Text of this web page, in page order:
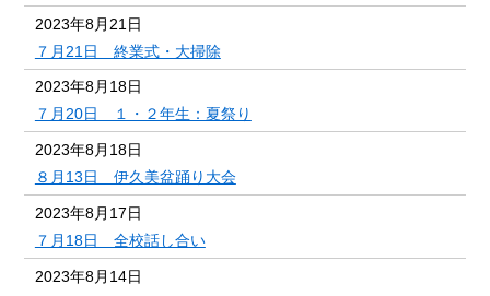
2023年8月21日
７月21日 終業式・大掃除
2023年8月18日
７月20日 １・２年生：夏祭り
2023年8月18日
８月13日 伊久美盆踊り大会
2023年8月17日
７月18日 全校話し合い
2023年8月14日